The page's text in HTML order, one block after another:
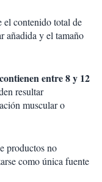
el contenido total de
añadida y el tamaño
contienen entre 8 y 12
resultar
muscular o
productos no
como única fuente